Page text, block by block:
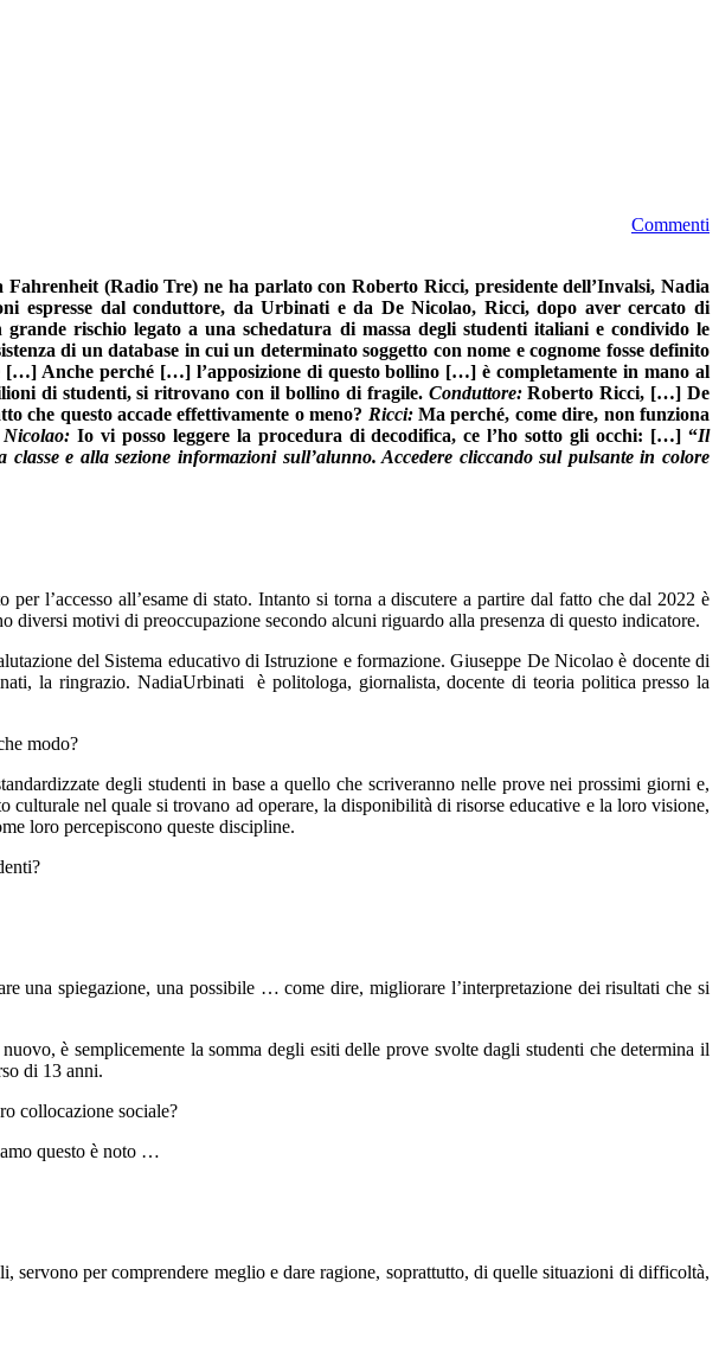
Commenti
(Radio Tre) ne ha parlato con Roberto Ricci, presidente dell’Invalsi, Nadia
espresse dal conduttore, da Urbinati e da De Nicolao, Ricci, dopo aver cercato di
rischio legato a una schedatura di massa degli studenti italiani e condivido le
di un database in cui un determinato soggetto con nome e cognome fosse definito
Anche perché […] l’apposizione di questo bollino […] è completamente in mano al
di studenti, si ritrovano con il bollino di fragile. Conduttore:Roberto Ricci, […] De
che questo accade effettivamente o meno? Ricci:Ma perché, come dire, non funziona
Nicolao:Io vi posso leggere la procedura di decodifica, ce l’ho sotto gli occhi: […] “Il
e alla sezione informazioni sull’alunno. Accedere cliccando sul pulsante in colore
l’accesso all’esame di stato. Intanto si torna a discutere a partire dal fatto che dal 2022 è
motivi di preoccupazione secondo alcuni riguardo alla presenza di questo indicatore.
del Sistema educativo di Istruzione e formazione. Giuseppe De Nicolao è docente di
la ringrazio. NadiaUrbinati è politologa, giornalista, docente di teoria politica presso la
modo?
degli studenti in base a quello che scriveranno nelle prove nei prossimi giorni e,
nel quale si trovano ad operare, la disponibilità di risorse educative e la loro visione,
loro percepiscono queste discipline.
una spiegazione, una possibile … come dire, migliorare l’interpretazione dei risultati che si
è semplicemente la somma degli esiti delle prove svolte dagli studenti che determina il
di 13 anni.
collocazione sociale?
questo è noto …
per comprendere meglio e dare ragione, soprattutto, di quelle situazioni di difficoltà,